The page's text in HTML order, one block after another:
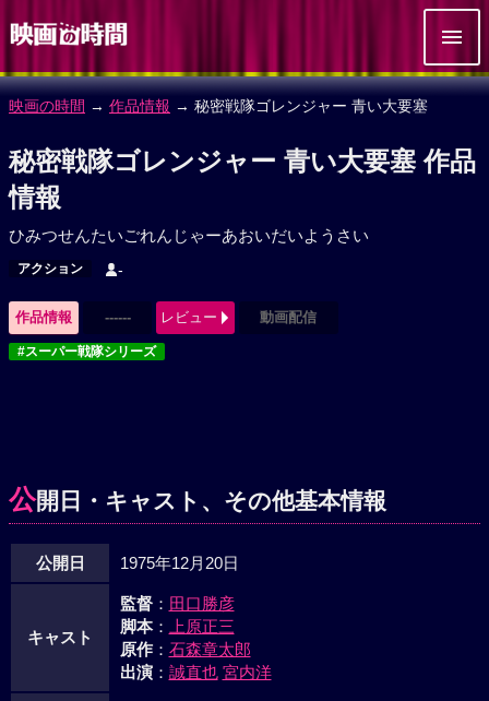
映画の時間 → 作品情報 → 秘密戦隊ゴレンジャー 青い大要塞
秘密戦隊ゴレンジャー 青い大要塞 作品
情報
ひみつせんたいごれんじゃーあおいだいようさい
アクション -
作品情報 ------ レビュー 動画配信
#スーパー戦隊シリーズ
公開日・キャスト、その他基本情報
公開日 1975年12月20日
キャスト
監督： 田口勝彦
脚本：
上原正三
原作： 石森章太郎
出演： 誠直也 宮内洋